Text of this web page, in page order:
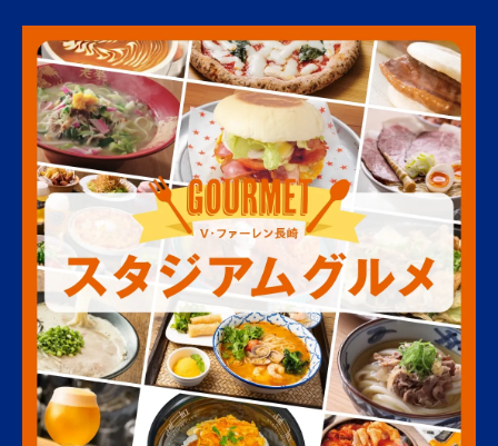
その他
【スタジアム満員プロジェクト】試合勝利時
の選手によるミニサ…
場内
みんな大好き！スタジアムグルメ！
場外